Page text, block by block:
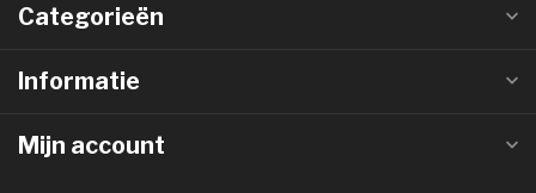
Categorieën
Informatie
Mijn account